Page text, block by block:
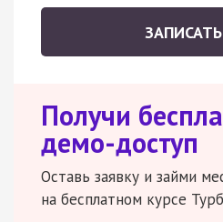
Получи
демо-доступ
Оставь заявку и займи
на бесплатном курсе